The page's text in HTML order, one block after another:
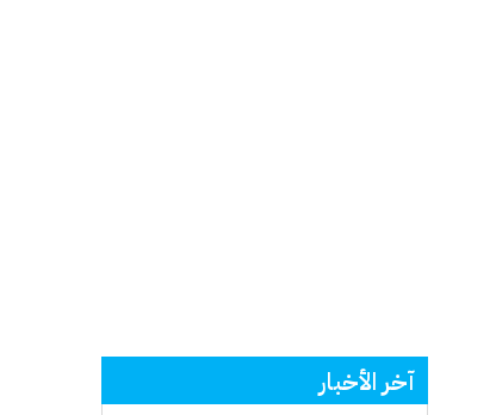
آخر الأخبار